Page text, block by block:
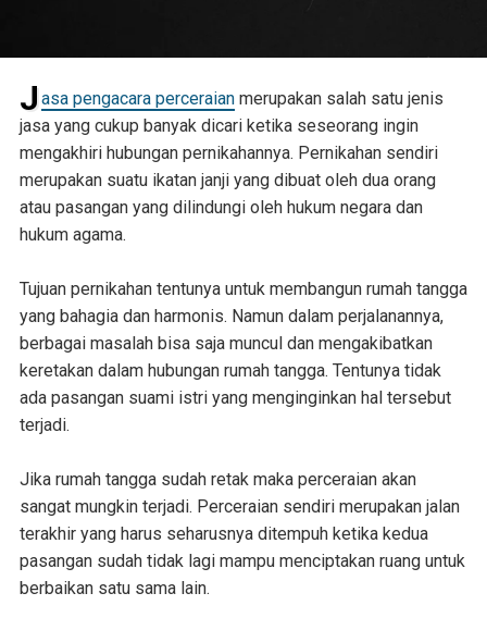
J asa pengacara perceraianmerupakan salah satu jenis
jasa yang cukup banyak dicari ketika seseorang ingin
mengakhiri hubungan pernikahannya. Pernikahan sendiri
merupakan suatu ikatan janji yang dibuat oleh dua orang
atau pasangan yang dilindungi oleh hukum negara dan
hukum agama.
Tujuan pernikahan tentunya untuk membangun rumah tangga
yang bahagia dan harmonis. Namun dalam perjalanannya,
berbagai masalah bisa saja muncul dan mengakibatkan
keretakan dalam hubungan rumah tangga. Tentunya tidak
ada pasangan suami istri yang menginginkan hal tersebut
terjadi.
Jika rumah tangga sudah retak maka perceraian akan
sangat mungkin terjadi. Perceraian sendiri merupakan jalan
terakhir yang harus seharusnya ditempuh ketika kedua
pasangan sudah tidak lagi mampu menciptakan ruang untuk
berbaikan satu sama lain.